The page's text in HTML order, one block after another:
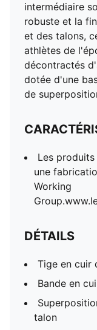
intermédiaire
robuste et la
et des talons,
athlètes de
décontractés
dotée d'une
de
Les
une
Working
DÉTAILS
Tige en cuir
Bande en
talon